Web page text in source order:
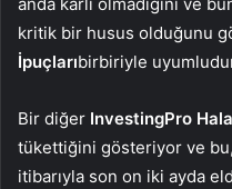
kritik bir husus olduğunu
İpuçlarıbirbiriyle
Bir diğer InvestingPro
tükettiğini gösteriyor ve
itibarıyla son on iki ayda